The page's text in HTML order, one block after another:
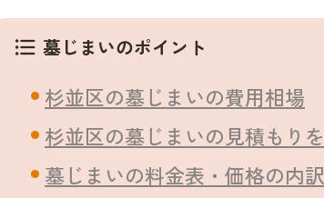
format_list_bulleted 墓じまいのポイント
杉並区の墓じまいの費用相場
杉並区の墓じまいの見積もり
墓じまいの料金表・価格の内訳